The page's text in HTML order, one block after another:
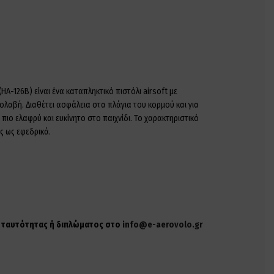
126B) είναι ένα καταπληκτικό πιστόλι airsoft με
Διαθέτει ασφάλεια στα πλάγια του κορμού και για
ελαφρύ και ευκίνητο στο παιχνίδι. Το χαρακτηριστικό
ως εφεδρικά.
ταυτότητας ή διπλώματος στο info@e-aerovolo.gr